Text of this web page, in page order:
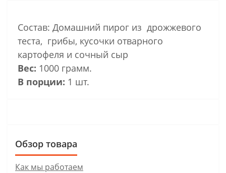
Состав: Домашний пирог из дрожжевого
теста, грибы, кусочки отварного
картофеля и сочный сыр
Вес: 1000 грамм.
В порции: 1 шт.
Обзор товара
Как мы работаем